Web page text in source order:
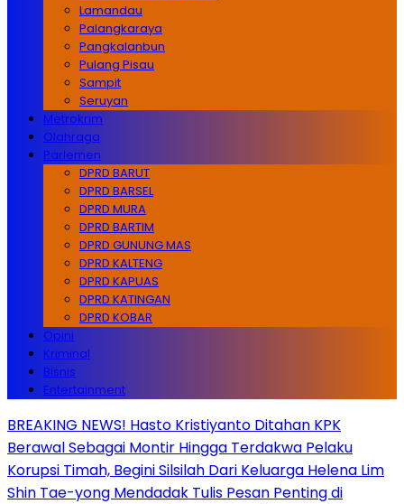
Lamandau
Palangkaraya
Pangkalanbun
Pulang Pisau
Sampit
Seruyan
Metrokrim
Olahraga
Parlemen
DPRD BARUT
DPRD BARSEL
DPRD MURA
DPRD BARTIM
DPRD GUNUNG MAS
DPRD KALTENG
DPRD KAPUAS
DPRD KATINGAN
DPRD KOBAR
Opini
Kriminal
Bisnis
Entertainment
BREAKING NEWS! Hasto Kristiyanto Ditahan KPK
Berawal Sebagai Montir Hingga Terdakwa Pelaku
Korupsi Timah, Begini Silsilah Dari Keluarga Helena Lim
Shin Tae-yong Mendadak Tulis Pesan Penting di